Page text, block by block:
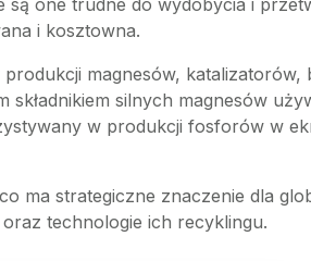
są one trudne do wydobycia i
i kosztowna.
magnesów, katalizatorów,
silnych magnesów
w produkcji fosforów w
ma strategiczne znaczenie dla
technologie ich recyklingu.